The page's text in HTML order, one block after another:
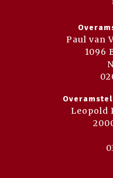
Paul van
1096
Leopold